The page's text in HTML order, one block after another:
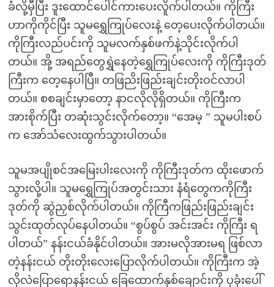
ခံလို့မှီပြီး ဒူးထောင်ပေါင်ကားပေးလိူက်ပါတယ်။ ကိုကြီး
ဟာကိုကိုင်ပြီး သူမရွှေကြုပ်လေးနဲ့ တေ့ပေးလိုက်ပါတယ်။
ကိုကြီးလည်ပင်းကို သူမလက်နှစ်ဖက်နဲ့သိုင်းလိုက်ပါ
တယ်။ အို့ အရည်တွေရွှဲနေတဲ့ရွှေကြုပ်လေးကို ကိုကြီးဒုတ်
ကြီးက တေ့နေပါပြီ။ တဖြညိးဖြည်းချင်းတိုးဝင်လာပါ
တယ်။ စစချင်းမှာတော့ နာငလိုလိုရှိတယ်။ ကိုကြီးက
အားစိုက်ပြီး တဆုံးသွင်းလိုက်တော့။ “အေမ့ ” သူမပါးစပ်
က အော်သံလေးထွက်သွားပါတယ်။
သူမအပျိုစင်အမြေးပါးလေးကို ကိုကြီးဒုတ်က ထိုးဖောက်
သွားလို့ပါ။ သူမရွှေကြုပ်အတွင်းသား နံရံတွေကကိုကြီး
ဒုတ်ကို ဆွဲညှစ်လိုက်ပါတယ်။ ကိုကြီကဖြည်းဖြည်းချင်း
သွင်းထုတ်လုပ်နေပါတယ်။ “စွပ်စွပ် အင်းအင်း ကိုကြီး ရ
ပါတယ်” နန်းငယ်ခံနိုင်ပါတယ်။ အားမလိုအားမရ ဖြစ်လာ
တဲ့နန်းငယ် တိုးတိုးလေးပြောလိုက်ပါတယ်။ ကိုကြီးက အဲ့
လိုလဲပြောရောနန်းငယ် ခြေထောက်နှစ်ချောင်းကို ပုခုံးပေါ်